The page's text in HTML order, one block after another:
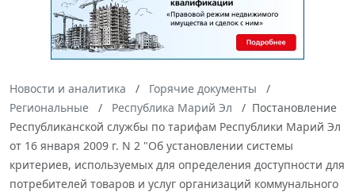
Новости и аналитика
Горячие документы
Региональные
Республика Марий Эл
Постановление
Республиканской службы по тарифам Республики Марий Эл
от 16 января 2009 г. N 2 "Об установлении системы
критериев, используемых для определения доступности для
потребителей товаров и услуг организаций коммунального